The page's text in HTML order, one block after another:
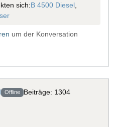
sich:B 4500 Diesel,
um der Konversation
Offline Beiträge: 1304